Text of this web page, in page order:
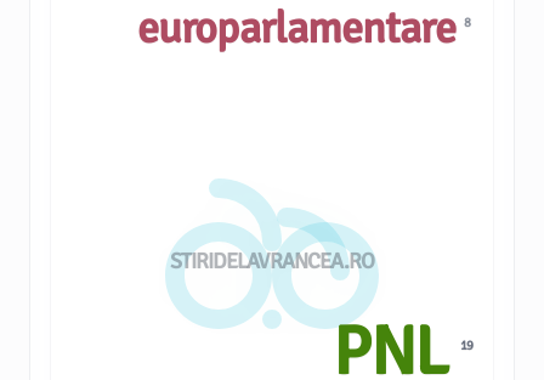
STIRIDELAVRANCEA.RO
europarlamentare 8
PNL 19